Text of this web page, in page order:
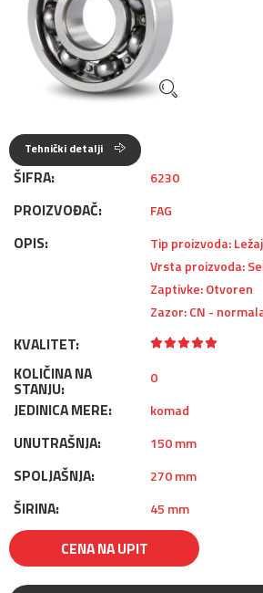
Tehnički detalji
ŠIFRA: 6230
PROIZVOĐAČ: FAG
OPIS:
Tip proizvoda: Ležaj
Vrsta proizvoda:
Zaptivke: Otvoren
Zazor: CN -
KVALITET:
KOLIČINA NA
STANJU:
0
JEDINICA MERE: komad
UNUTRAŠNJA: 150 mm
SPOLJAŠNJA: 270 mm
ŠIRINA: 45 mm
CENA NA UPIT